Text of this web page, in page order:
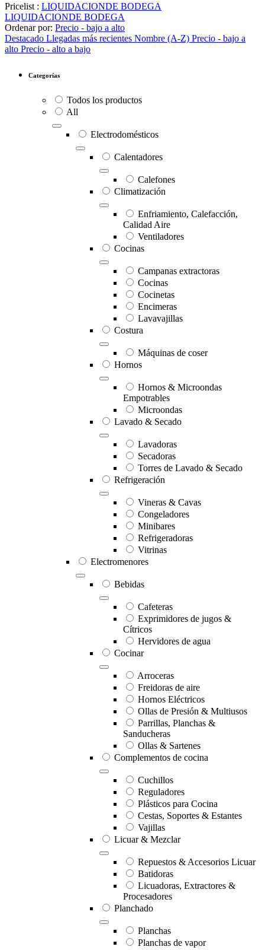
Pricelist : LIQUIDACIONDE BODEGA
LIQUIDACIONDE BODEGA
Ordenar por: Precio - bajo a alto
Destacado Llegadas más recientes Nombre (A-Z) Precio - bajo a
alto Precio - alto a bajo
Categorías
Todos los productos
All
Electrodomésticos
Calentadores
Calefones
Climatización
Enfriamiento, Calefacción,
Calidad Aire
Ventiladores
Cocinas
Campanas extractoras
Cocinas
Cocinetas
Encimeras
Lavavajillas
Costura
Máquinas de coser
Hornos
Hornos & Microondas
Empotrables
Microondas
Lavado & Secado
Lavadoras
Secadoras
Torres de Lavado & Secado
Refrigeración
Vineras & Cavas
Congeladores
Minibares
Refrigeradoras
Vitrinas
Electromenores
Bebidas
Cafeteras
Exprimidores de jugos &
Cítricos
Hervidores de agua
Cocinar
Arroceras
Freidoras de aire
Hornos Eléctricos
Ollas de Presión & Multiusos
Parrillas, Planchas &
Sanducheras
Ollas & Sartenes
Complementos de cocina
Cuchillos
Reguladores
Plásticos para Cocina
Cestas, Soportes & Estantes
Vajillas
Licuar & Mezclar
Repuestos & Accesorios Licuar
Batidoras
Licuadoras, Extractores &
Procesadores
Planchado
Planchas
Planchas de vapor